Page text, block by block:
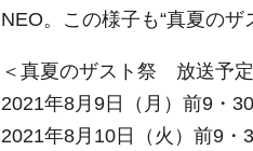
NEO。この様子も“真夏のザ
＜真夏のザスト祭 放送予
2021年8月9日（月）前9・
2021年8月10日（火）前9・